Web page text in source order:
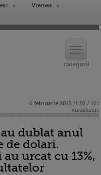
Vremea
6 februarie 2015 11:20 / 161
vizualizari
dublat anul
de dolari.
urcat cu 13%,